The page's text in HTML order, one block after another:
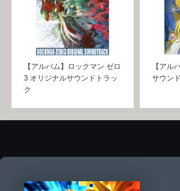
【アルバム】ロックマン ゼロ
3 オリジナルサウンドトラッ
ク
【アル
サウン